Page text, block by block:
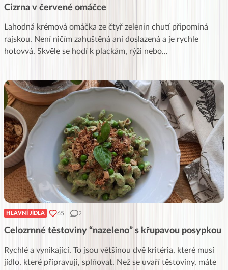
Cizrna v červené omáčce
Lahodná krémová omáčka ze čtyř zelenin chutí připomíná
rajskou. Není ničím zahuštěná ani doslazená a je rychle
hotovvá. Skvěle se hodí k plackám, rýži nebo...
HLAVNÍ JÍDLA 65 2
Celozrnné těstoviny “nazeleno” s křupavou posypkou
Rychlé a vynikající. To jsou většinou dvě kritéria, které musí
jídlo, které připravuji, splňovat. Než se uvaří těstoviny, máte